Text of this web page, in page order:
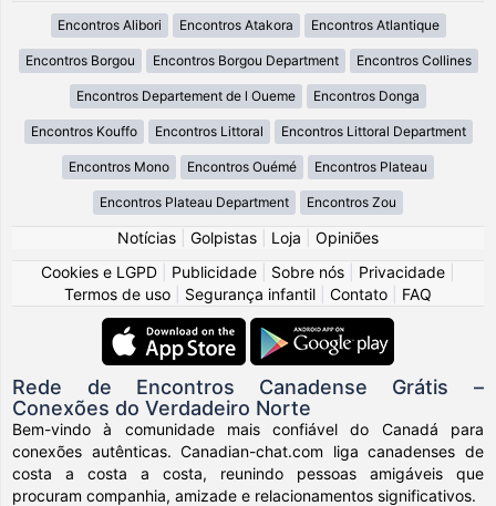
Encontros Alibori Encontros Atakora Encontros Atlantique
Encontros Borgou Encontros Borgou Department Encontros Collines
Encontros Departement de l Oueme Encontros Donga
Encontros Kouffo Encontros Littoral Encontros Littoral Department
Encontros Mono Encontros Ouémé Encontros Plateau
Encontros Plateau Department Encontros Zou
Notícias Golpistas Loja
Opiniões
Cookies e LGPD
Publicidade Sobre nós Privacidade
Termos de uso
Segurança infantil Contato FAQ
Rede de Encontros Canadense Grátis –
Conexões do Verdadeiro Norte
Bem-vindo à comunidade mais confiável do Canadá para
conexões autênticas. Canadian-chat.com liga canadenses de
costa a costa a costa, reunindo pessoas amigáveis que
procuram companhia, amizade e relacionamentos significativos.